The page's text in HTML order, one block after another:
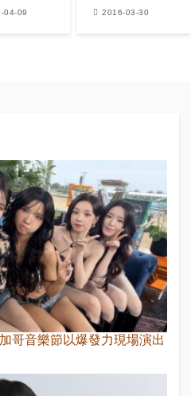
04-09 2016-03-30
哥音樂節以爆發力現場演出